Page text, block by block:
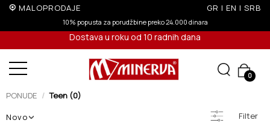
MALOPRODAJE GR | EN | SRB
10% popusta za porudžbine preko 24.000 dinara
Dostava u roku od 10 radnih dana
0
PONUDE
Teen (0)
Filter
Novo